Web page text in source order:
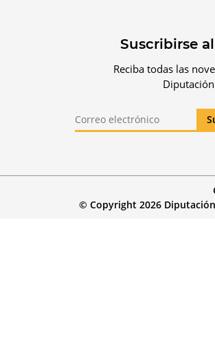
Suscribirse
Reciba todas las
© Copyright 2026